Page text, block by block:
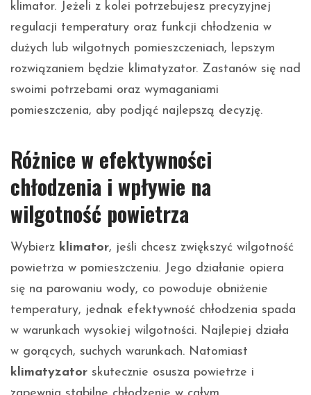
klimator. Jeżeli z kolei potrzebujesz precyzyjnej
regulacji temperatury oraz funkcji chłodzenia w
dużych lub wilgotnych pomieszczeniach, lepszym
rozwiązaniem będzie klimatyzator. Zastanów się nad
swoimi potrzebami oraz wymaganiami
pomieszczenia, aby podjąć najlepszą decyzję.
Różnice w efektywności
chłodzenia i wpływie na
wilgotność powietrza
Wybierz klimator, jeśli chcesz zwiększyć wilgotność
powietrza w pomieszczeniu. Jego działanie opiera
się na parowaniu wody, co powoduje obniżenie
temperatury, jednak efektywność chłodzenia spada
w warunkach wysokiej wilgotności. Najlepiej działa
w gorących, suchych warunkach. Natomiast
klimatyzator skutecznie osusza powietrze i